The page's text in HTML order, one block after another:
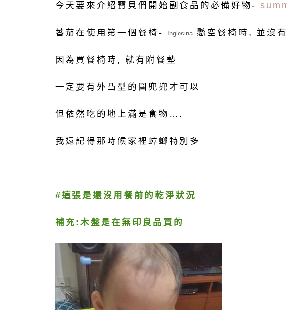
今天要來介紹寶貝們開始副食品的必備好物-
蕃茄在使用第一個餐椅- Inglesina懸空餐椅時, 並沒有
因為買餐椅時, 就有附餐墊
一定要有外凸型的圍兜兜才可以
但依然吃的地上滿是食物….
我還記得那時候家裡蟑螂特別多
#這張是還沒用餐前的乾淨狀況
補充:木盤是在無印良品買的